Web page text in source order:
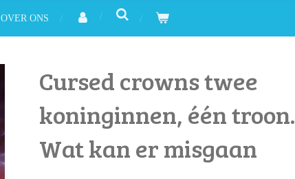
OVER ONS
Cursed crowns twee
koninginnen, één troon.
Wat kan er misgaan